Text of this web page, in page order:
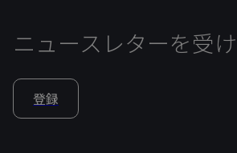
ニュースレターを受
登録